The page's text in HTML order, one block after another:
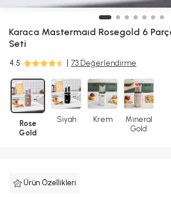
Karaca Mastermaıd Rosegold 6
Seti
4.5 73 Değerlendirme
Rose
Gold
Siyah Krem
Mineral
Gold
Ürün Özellikleri